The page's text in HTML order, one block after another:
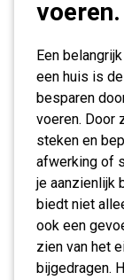
voeren.
Een
een huis is
besparen
voeren. Door
steken en
afwerking of
je aanzienlijk
biedt niet
ook een
zien van het
bijgedragen.